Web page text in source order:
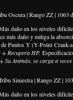
Oscura | Rango ZZ | 1063
daño en los niveles
más daño y mitiga la
Puntos Y (Y-Point Crank-
Recupera HP.
Su Animáx. se carga a
Siniestra | Rango ZZ |
daño en los niveles